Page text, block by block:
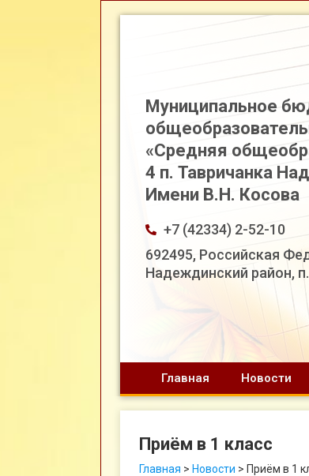
Муниципальное
«Средняя
4 п. Тавричанка
Имени В.Н. Косова
+7 (42334) 2-52-10
692495, Российская
Надеждинский район,
Главная Новости
Приём в 1 класс
Главная > Новости > Приём в 1